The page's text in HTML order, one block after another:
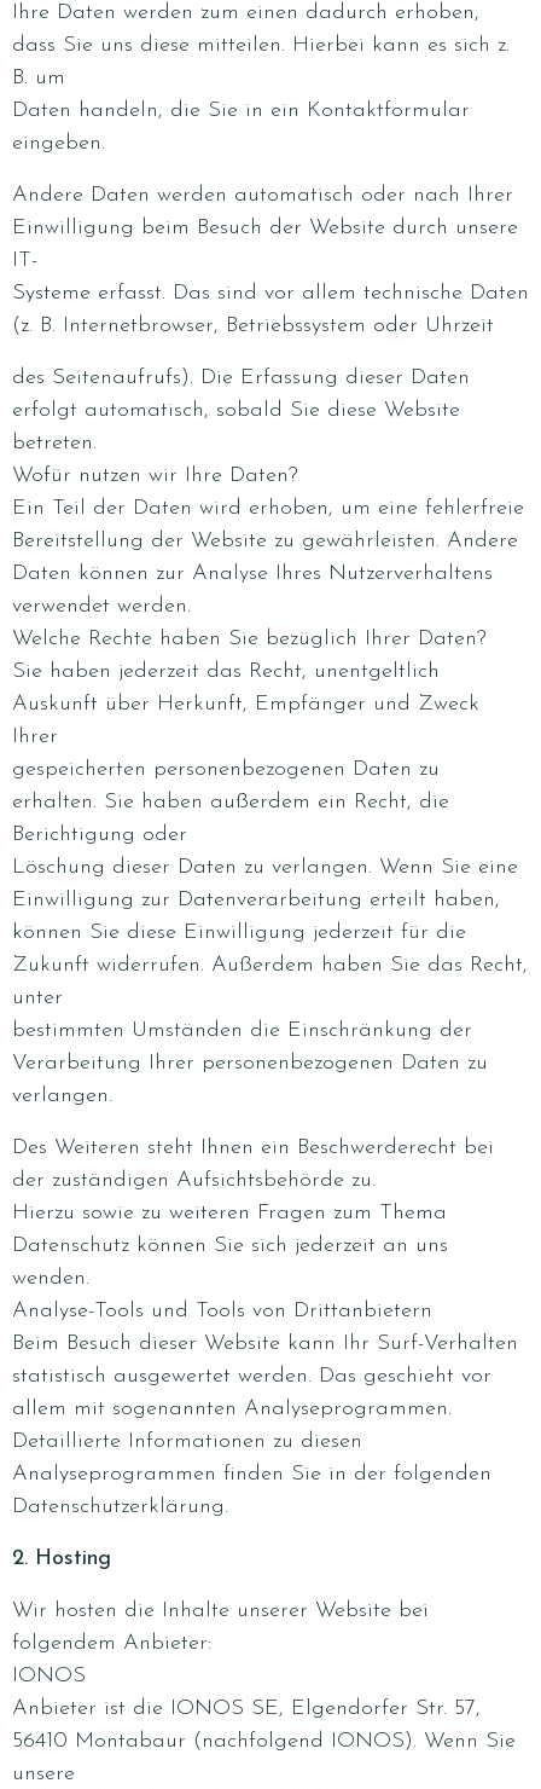
Ihre Daten werden zum einen dadurch erhoben,
dass Sie uns diese mitteilen. Hierbei kann es sich z.
B. um
Daten handeln, die Sie in ein Kontaktformular
eingeben.
Andere Daten werden automatisch oder nach Ihrer
Einwilligung beim Besuch der Website durch unsere
IT-
Systeme erfasst. Das sind vor allem technische Daten
(z. B. Internetbrowser, Betriebssystem oder Uhrzeit
des Seitenaufrufs). Die Erfassung dieser Daten
erfolgt automatisch, sobald Sie diese Website
betreten.
Wofür nutzen wir Ihre Daten?
Ein Teil der Daten wird erhoben, um eine fehlerfreie
Bereitstellung der Website zu gewährleisten. Andere
Daten können zur Analyse Ihres Nutzerverhaltens
verwendet werden.
Welche Rechte haben Sie bezüglich Ihrer Daten?
Sie haben jederzeit das Recht, unentgeltlich
Auskunft über Herkunft, Empfänger und Zweck
Ihrer
gespeicherten personenbezogenen Daten zu
erhalten. Sie haben außerdem ein Recht, die
Berichtigung oder
Löschung dieser Daten zu verlangen. Wenn Sie eine
Einwilligung zur Datenverarbeitung erteilt haben,
können Sie diese Einwilligung jederzeit für die
Zukunft widerrufen. Außerdem haben Sie das Recht,
unter
bestimmten Umständen die Einschränkung der
Verarbeitung Ihrer personenbezogenen Daten zu
verlangen.
Des Weiteren steht Ihnen ein Beschwerderecht bei
der zuständigen Aufsichtsbehörde zu.
Hierzu sowie zu weiteren Fragen zum Thema
Datenschutz können Sie sich jederzeit an uns
wenden.
Analyse-Tools und Tools von Drittanbietern
Beim Besuch dieser Website kann Ihr Surf-Verhalten
statistisch ausgewertet werden. Das geschieht vor
allem mit sogenannten Analyseprogrammen.
Detaillierte Informationen zu diesen
Analyseprogrammen finden Sie in der folgenden
Datenschutzerklärung.
2. Hosting
Wir hosten die Inhalte unserer Website bei
folgendem Anbieter:
IONOS
Anbieter ist die IONOS SE, Elgendorfer Str. 57,
56410 Montabaur (nachfolgend IONOS). Wenn Sie
unsere